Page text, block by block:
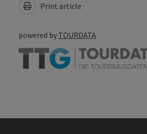
Print article
powered by TOURDATA